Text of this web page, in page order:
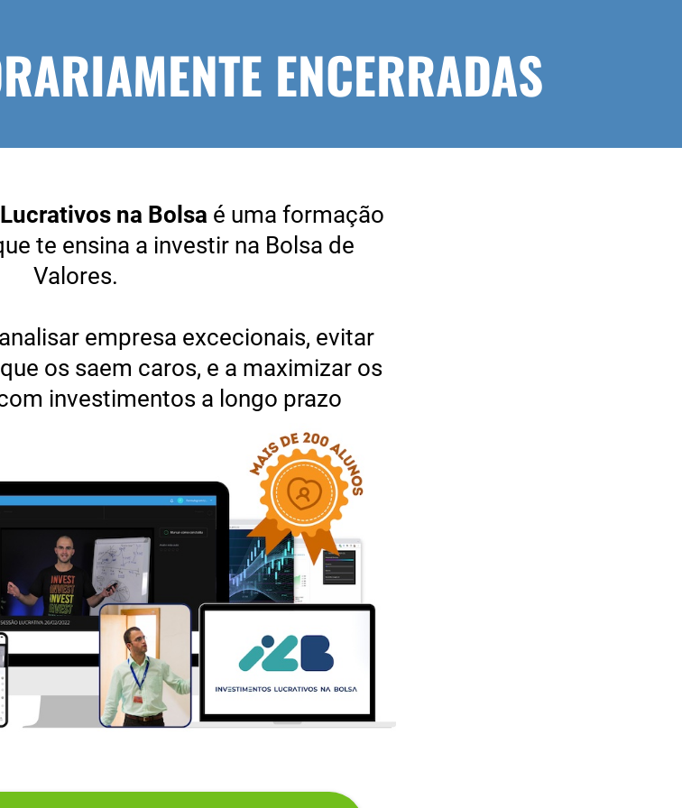
ENCERRADAS
na Bolsa é uma formação
te ensina a investir na Bolsa de
Valores.
empresa excecionais, evitar
os saem caros, e a maximizar os
investimentos a longo prazo